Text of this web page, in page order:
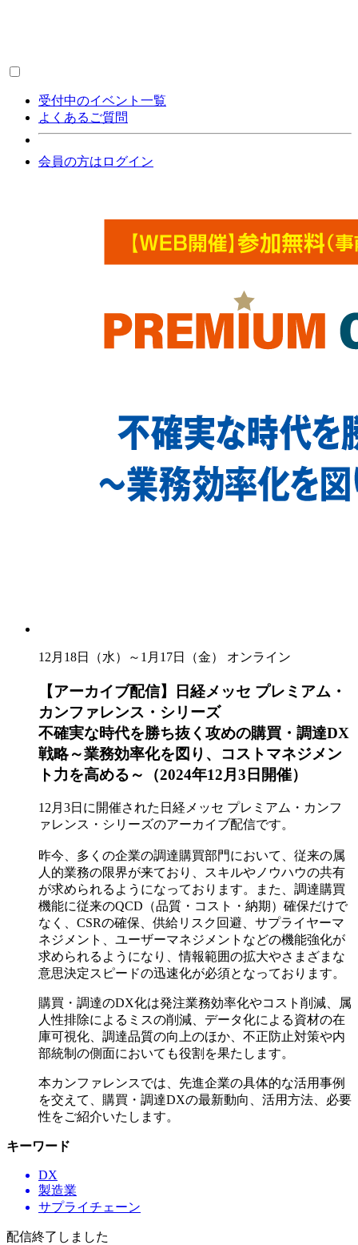
受付中のイベント一覧
よくあるご質問
会員の方はログイン
12月18日（水）～1月17日（金） オンライン
【アーカイブ配信】日経メッセ プレミアム・
カンファレンス・シリーズ
不確実な時代を勝ち抜く攻めの購買・調達DX
戦略～業務効率化を図り、コストマネジメン
ト力を高める～（2024年12月3日開催）
12月3日に開催された日経メッセ プレミアム・カンフ
ァレンス・シリーズのアーカイブ配信です。
昨今、多くの企業の調達購買部門において、従来の属
人的業務の限界が来ており、スキルやノウハウの共有
が求められるようになっております。また、調達購買
機能に従来のQCD（品質・コスト・納期）確保だけで
なく、CSRの確保、供給リスク回避、サプライヤーマ
ネジメント、ユーザーマネジメントなどの機能強化が
求められるようになり、情報範囲の拡大やさまざまな
意思決定スピードの迅速化が必須となっております。
購買・調達のDX化は発注業務効率化やコスト削減、属
人性排除によるミスの削減、データ化による資材の在
庫可視化、調達品質の向上のほか、不正防止対策や内
部統制の側面においても役割を果たします。
本カンファレンスでは、先進企業の具体的な活用事例
を交えて、購買・調達DXの最新動向、活用方法、必要
性をご紹介いたします。
キーワード
DX
製造業
サプライチェーン
配信終了しました